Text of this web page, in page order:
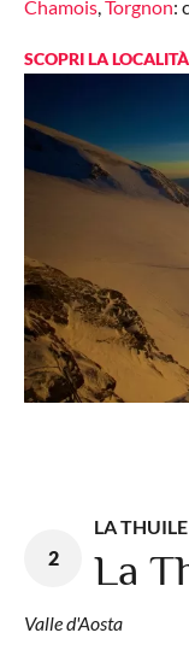
Chamois,Torgnon:
SCOPRI LA LOCALITÀ
2
LA THUILE
La
Valle d'Aosta